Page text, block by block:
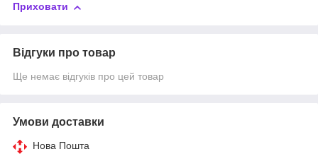
Приховати
Відгуки про товар
Ще немає відгуків про цей товар
Умови доставки
Нова Пошта